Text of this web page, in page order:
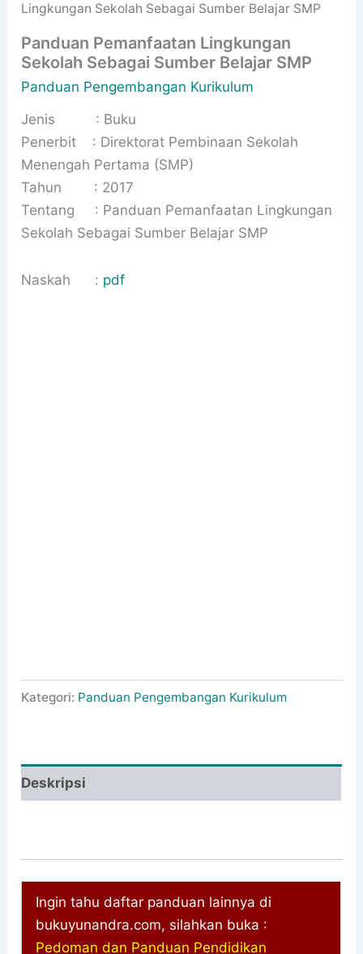
Lingkungan Sekolah Sebagai Sumber Belajar SMP
Panduan Pemanfaatan Lingkungan
Sekolah Sebagai Sumber Belajar SMP
Panduan Pengembangan Kurikulum
Jenis : Buku
Penerbit : Direktorat Pembinaan Sekolah
Menengah Pertama (SMP)
Tahun : 2017
Tentang : Panduan Pemanfaatan Lingkungan
Sekolah Sebagai Sumber Belajar SMP
Naskah : pdf
Kategori: Panduan Pengembangan Kurikulum
Deskripsi
Ingin tahu daftar panduan lainnya di
bukuyunandra.com, silahkan buka :
Pedoman dan Panduan Pendidikan